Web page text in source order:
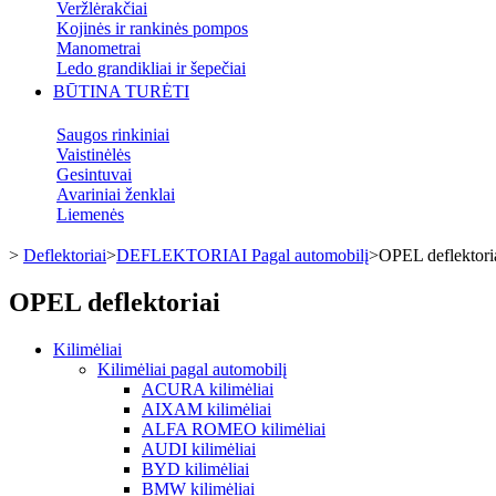
Veržlėrakčiai
Kojinės ir rankinės pompos
Manometrai
Ledo grandikliai ir šepečiai
BŪTINA TURĖTI
Saugos rinkiniai
Vaistinėlės
Gesintuvai
Avariniai ženklai
Liemenės
> Deflektoriai>DEFLEKTORIAI Pagal automobilį>OPEL
OPEL deflektoriai
Kilimėliai
Kilimėliai pagal automobilį
ACURA kilimėliai
AIXAM kilimėliai
ALFA ROMEO kilimėliai
AUDI kilimėliai
BYD kilimėliai
BMW kilimėliai